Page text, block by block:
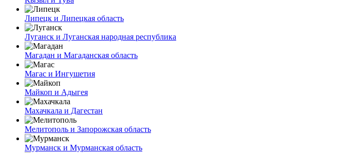
Липецк и Липецкая область
Луганск и Луганская народная республика
Магадан и Магаданская область
Магас и Ингушетия
Майкоп и Адыгея
Махачкала и Дагестан
Мелитополь и Запорожская область
Мурманск и Мурманская область